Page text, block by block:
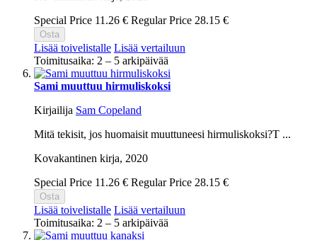
Special Price 11.26 € Regular Price 28.15 €
Osta
Lisää toivelistalle Lisää vertailuun
Toimitusaika: 2 – 5 arkipäivää
Sami muuttuu hirmuliskoksi
Kirjailija Sam Copeland
Mitä tekisit, jos huomaisit muuttuneesi hirmuliskoksi?T ...
Kovakantinen kirja, 2020
Special Price 11.26 € Regular Price 28.15 €
Osta
Lisää toivelistalle Lisää vertailuun
Toimitusaika: 2 – 5 arkipäivää